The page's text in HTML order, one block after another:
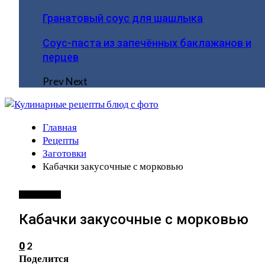
Гранатовый соус для шашлыка
Соус-паста из запечённых баклажанов и
перцев
PrevNext
Главная
Рецепты
Заготовки
Кабачки закусочные с морковью
Кабачки закусочные с морковью
0 2
Поделится